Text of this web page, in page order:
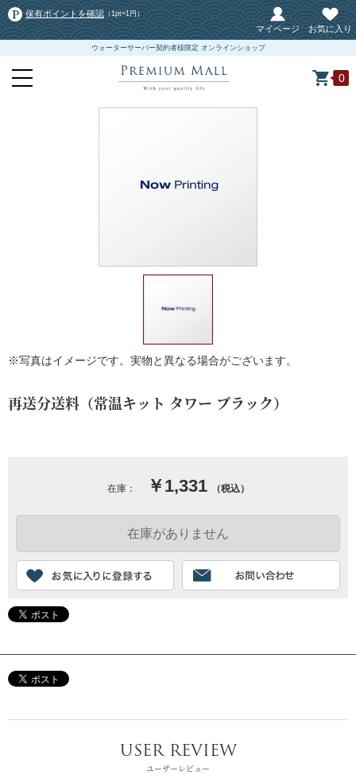
保有ポイントを確認 （1pt=1円）
マイページ お気に入り
ウォーターサーバー契約者様限定 オンラインショップ
0
※写真はイメージです。実物と異なる場合がございます。
再送分送料（常温キット タワー ブラック）
在庫： ￥1,331 （税込）
USER REVIEW
ユーザーレビュー